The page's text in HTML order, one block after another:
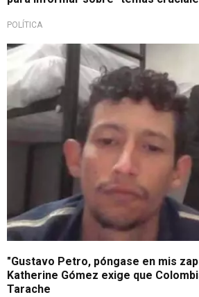
POLÍTICA
Feminicidio
"Gustavo Petro, póngase en mis
Katherine Gómez exige que
Tarache